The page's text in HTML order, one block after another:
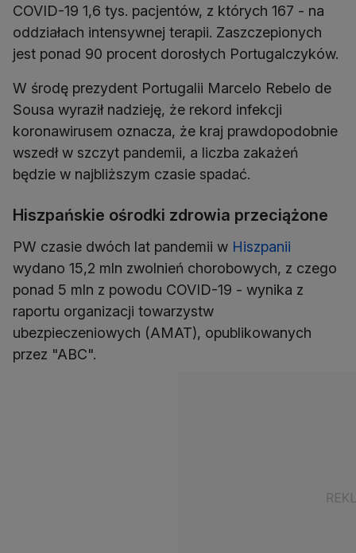
COVID-19 1,6 tys. pacjentów, z których 167 - na
oddziałach intensywnej terapii. Zaszczepionych
jest ponad 90 procent dorosłych Portugalczyków.
W środę prezydent Portugalii Marcelo Rebelo de
Sousa wyraził nadzieję, że rekord infekcji
koronawirusem oznacza, że kraj prawdopodobnie
wszedł w szczyt pandemii, a liczba zakażeń
będzie w najbliższym czasie spadać.
Hiszpańskie ośrodki zdrowia przeciążone
PW czasie dwóch lat pandemii w Hiszpanii
wydano 15,2 mln zwolnień chorobowych, z czego
ponad 5 mln z powodu COVID-19 - wynika z
raportu organizacji towarzystw
ubezpieczeniowych (AMAT), opublikowanych
przez "ABC".